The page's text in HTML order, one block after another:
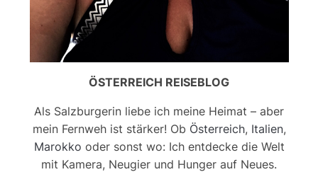
ÖSTERREICH REISEBLOG
Als Salzburgerin liebe ich meine Heimat – aber
mein Fernweh ist stärker! Ob Österreich, Italien,
Marokko oder sonst wo: Ich entdecke die Welt
mit Kamera, Neugier und Hunger auf Neues.